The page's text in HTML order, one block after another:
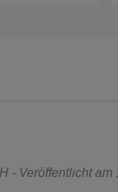
- Veröffentlicht am